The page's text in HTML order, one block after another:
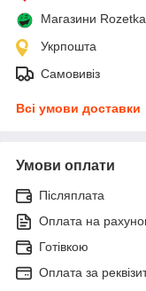
Магазини Rozetka
Укрпошта
Самовивіз
Всі умови доставки
Умови оплати
Післяплата
Оплата на
Готівкою
Оплата за